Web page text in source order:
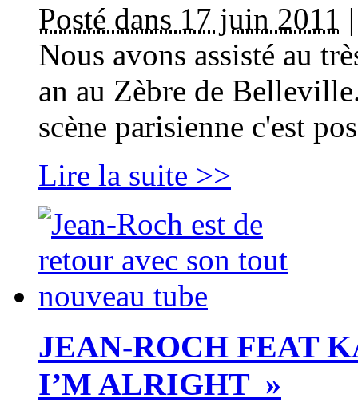
Posté dans 17 juin 2011
Nous avons assisté au
an au Zèbre de
scène parisienne c'est
Lire la suite >>
JEAN-ROCH FEAT
I’M ALRIGHT »